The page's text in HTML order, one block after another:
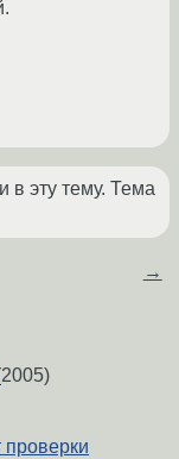
в эту тему. Тема
→
проверки